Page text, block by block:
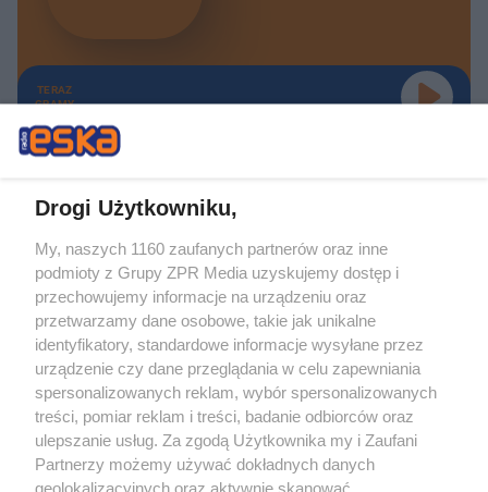
TERAZ
GRAMY
Żaden utwór zamieszczony w serwisie nie może być powielany i
rozpowszechniany lub dalej rozpowszechniany w jakikolwiek sposób (w
tym także elektroniczny lub mechaniczny) na jakimkolwiek polu
eksploatacji w jakiejkolwiek formie, włącznie z umieszczaniem w Internecie
bez pisemnej zgody właściciela praw. Jakiekolwiek użycie lub
wykorzystanie utworów w całości lub w części z naruszeniem prawa, tzn.
bez właściwej zgody, jest zabronione pod groźbą kary i może być ścigane
prawnie.
Drogi Użytkowniku,
My, naszych 1160 zaufanych partnerów oraz inne
podmioty z Grupy ZPR Media uzyskujemy dostęp i
przechowujemy informacje na urządzeniu oraz
przetwarzamy dane osobowe, takie jak unikalne
identyfikatory, standardowe informacje wysyłane przez
urządzenie czy dane przeglądania w celu zapewniania
spersonalizowanych reklam, wybór spersonalizowanych
treści, pomiar reklam i treści, badanie odbiorców oraz
ulepszanie usług. Za zgodą Użytkownika my i Zaufani
Partnerzy możemy używać dokładnych danych
geolokalizacyjnych oraz aktywnie skanować